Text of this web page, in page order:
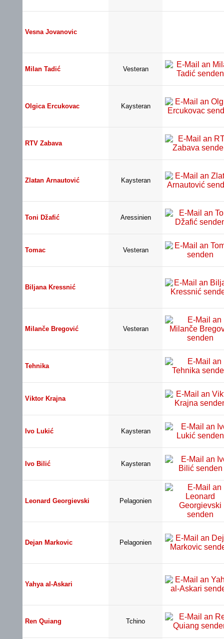
Vesna Jovanovic
Milan Tadić Vesteran
Olgica Ercukovac Kaysteran
RTV Zabava
Zlatan Arnautović Kaysteran
Toni Džafić Aressinien
Tomac Vesteran
Biljana Kressnić
Milanče Bregović Vesteran
Tehnika
Viktor Krajna
Ivo Lukić Kaysteran
Ivo Bilić Kaysteran
Leonard Georgievski Pelagonien
Dejan Markovic Pelagonien
Yahya al-Askari
Ren Quiang Tchino